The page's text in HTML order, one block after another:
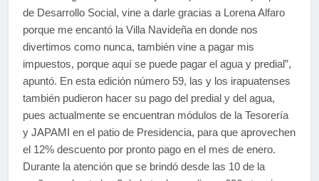
de Desarrollo Social, vine a darle gracias a Lorena Alfaro
porque me encantó la Villa Navideña en donde nos
divertimos como nunca, también vine a pagar mis
impuestos, porque aquí se puede pagar el agua y predial”,
apuntó. En esta edición número 59, las y los irapuatenses
también pudieron hacer su pago del predial y del agua,
pues actualmente se encuentran módulos de la Tesorería
y JAPAMI en el patio de Presidencia, para que aprovechen
el 12% descuento por pronto pago en el mes de enero.
Durante la atención que se brindó desde las 10 de la